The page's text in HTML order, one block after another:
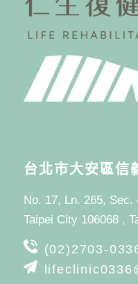
台北市大安區信
No. 17, Ln. 265, Sec.
Taipei City 106068 ,
(02)2703-